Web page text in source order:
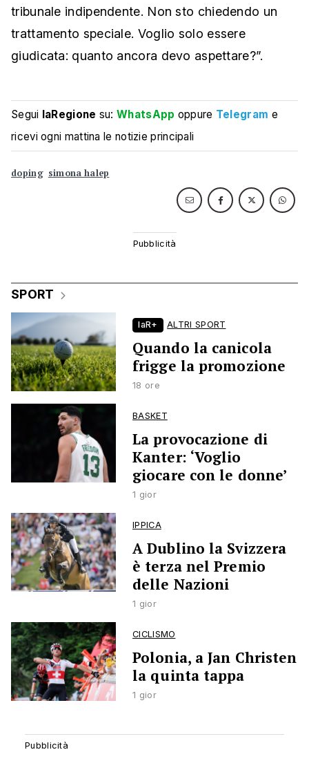
tribunale indipendente. Non sto chiedendo un
trattamento speciale. Voglio solo essere
giudicata: quanto ancora devo aspettare?”.
Segui laRegione su:WhatsApp oppure Telegram e
ricevi ogni mattina le notizie principali
doping simona halep
SPORT
laR+ ALTRI SPORT
Quando la canicola
frigge la promozione
18 ore
BASKET
La provocazione di
Kanter: ‘Voglio
giocare con le donne’
1 gior
IPPICA
A Dublino la Svizzera
è terza nel Premio
delle Nazioni
1 gior
CICLISMO
Polonia, a Jan Christen
la quinta tappa
1 gior